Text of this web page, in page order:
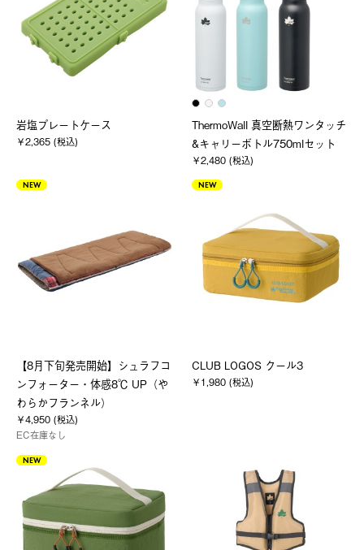
岩塩プレートケース
￥2,365 (税込)
ThermoWall 真空断熱ワンタッチ
&キャリーボトル750mlセット
￥2,480 (税込)
NEW
【8月下旬発売開始】シュラフコ
ンフォーター・体感8℃ UP（や
わらかフランネル）
￥4,950 (税込)
EC在庫なし
NEW
CLUB LOGOS クール3
￥1,980 (税込)
NEW